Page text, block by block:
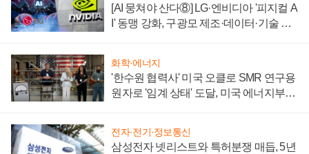
[AI 뭉쳐야 산다⑧] LG·엔비디아 '피지컬 A
I' 동맹 강화, 구광모 제조·데이터·기술 결
화학·에너지
'한수원 협력사' 미국 오클로 SMR 연구용
원자로 '임계 상태' 도달, 미국 에너지부
전자·전기·정보통신
삼성전자 넷리스트와 특허분쟁 매듭, 5년